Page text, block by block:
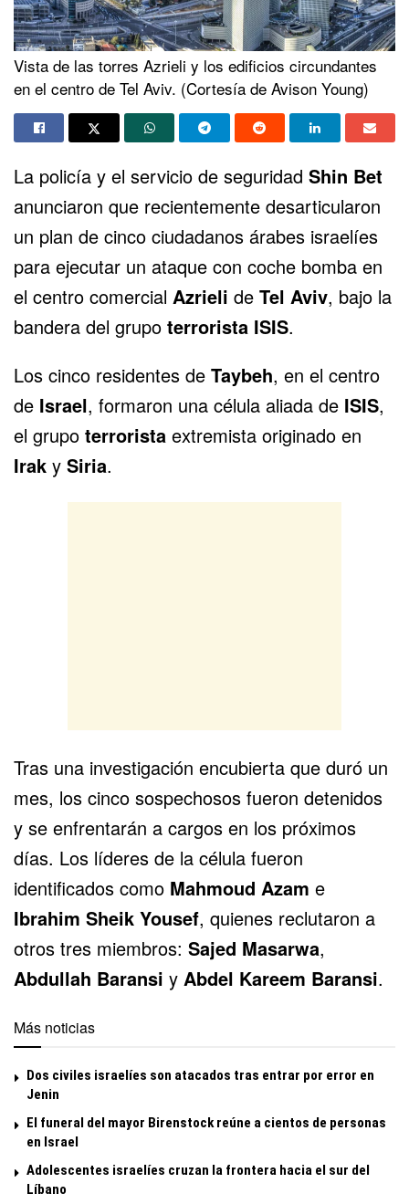
Vista de las torres Azrieli y los edificios circundantes
en el centro de Tel Aviv. (Cortesía de Avison Young)
La policía y el servicio de seguridad Shin Bet
anunciaron que recientemente desarticularon
un plan de cinco ciudadanos árabes israelíes
para ejecutar un ataque con coche bomba en
el centro comercial Azrieli de Tel Aviv, bajo la
bandera del grupo terrorista ISIS.
Los cinco residentes de Taybeh, en el centro
de Israel, formaron una célula aliada de ISIS,
el grupo terrorista extremista originado en
Irak y Siria.
Tras una investigación encubierta que duró un
mes, los cinco sospechosos fueron detenidos
y se enfrentarán a cargos en los próximos
días. Los líderes de la célula fueron
identificados como Mahmoud Azam e
Ibrahim Sheik Yousef, quienes reclutaron a
otros tres miembros: Sajed Masarwa,
Abdullah Baransi y Abdel Kareem Baransi.
Más noticias
Dos civiles israelíes son atacados tras entrar por error en
Jenin
El funeral del mayor Birenstock reúne a cientos de personas
en Israel
Adolescentes israelíes cruzan la frontera hacia el sur del
Líbano